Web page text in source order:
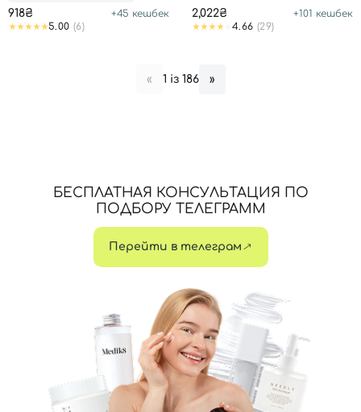
918₴ +45 кешбек
5.00 (6)
2,022₴ +101 кешбек
4.66 (29)
« 1 із 186 »
БЕСПЛАТНАЯ КОНСУЛЬТАЦИЯ ПО
ПОДБОРУ ТЕЛЕГРАММ
Перейти в телеграм